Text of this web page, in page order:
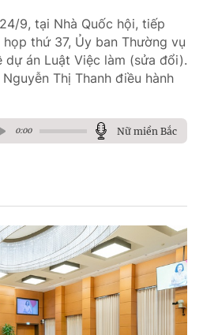
9, tại Nhà Quốc hội, tiếp
thứ 37, Ủy ban Thường vụ
dự án Luật Việc làm (sửa đổi).
Thị Thanh điều hành
0:00 Nữ miền Bắc